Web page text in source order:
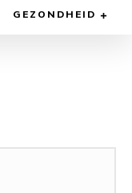
GEZONDHEID